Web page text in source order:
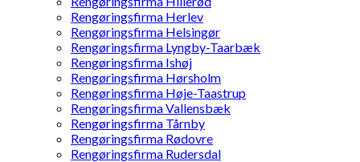
Rengøringsfirma Herlev
Rengøringsfirma Helsingør
Rengøringsfirma Lyngby-Taarbæk
Rengøringsfirma Ishøj
Rengøringsfirma Hørsholm
Rengøringsfirma Høje-Taastrup
Rengøringsfirma Vallensbæk
Rengøringsfirma Tårnby
Rengøringsfirma Rødovre
Rengøringsfirma Rudersdal